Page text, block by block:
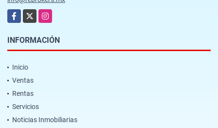
Facebook
X Instagram
INFORMACIÓN
Inicio
Ventas
Rentas
Servicios
Noticias Inmobiliarias